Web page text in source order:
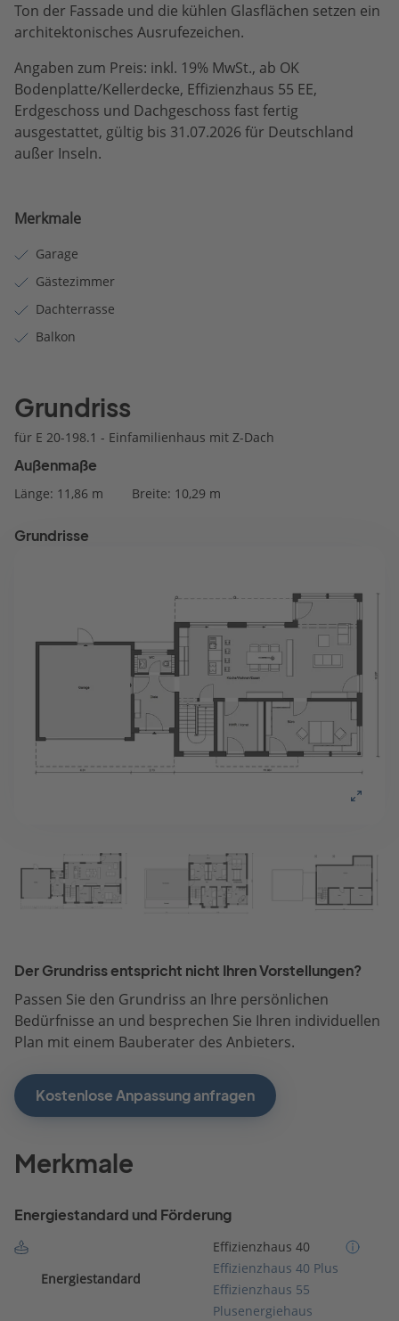
Ton der Fassade und die kühlen Glasflächen setzen ein
architektonisches Ausrufezeichen.
Angaben zum Preis: inkl. 19% MwSt., ab OK
Bodenplatte/Kellerdecke, Effizienzhaus 55 EE,
Erdgeschoss und Dachgeschoss fast fertig
ausgestattet, gültig bis 31.07.2026 für Deutschland
außer Inseln.
Merkmale
Garage
Gästezimmer
Dachterrasse
Balkon
Grundriss
für E 20-198.1 - Einfamilienhaus mit Z-Dach
Außenmaße
Länge: 11,86 m Breite: 10,29 m
Grundrisse
Der Grundriss entspricht nicht Ihren Vorstellungen?
Passen Sie den Grundriss an Ihre persönlichen
Bedürfnisse an und besprechen Sie Ihren individuellen
Plan mit einem Bauberater des Anbieters.
Kostenlose Anpassung anfragen
Merkmale
Energiestandard und Förderung
Energiestandard
Effizienzhaus 40
Effizienzhaus 40 Plus
Effizienzhaus 55
Plusenergiehaus